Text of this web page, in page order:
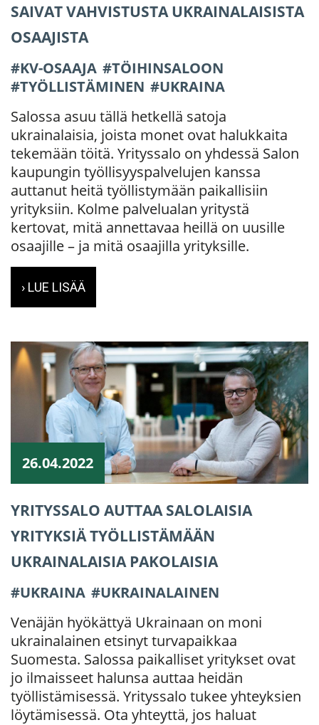
SAIVAT VAHVISTUSTA UKRAINALAISISTA
OSAAJISTA
KV-OSAAJA
TÖIHINSALOON
TYÖLLISTÄMINEN
UKRAINA
Salossa asuu tällä hetkellä satoja
ukrainalaisia, joista monet ovat halukkaita
tekemään töitä. Yrityssalo on yhdessä Salon
kaupungin työllisyyspalvelujen kanssa
auttanut heitä työllistymään paikallisiin
yrityksiin. Kolme palvelualan yritystä
kertovat, mitä annettavaa heillä on uusille
osaajille – ja mitä osaajilla yrityksille.
› LUE LISÄÄ
26.04.2022
YRITYSSALO AUTTAA SALOLAISIA
YRITYKSIÄ TYÖLLISTÄMÄÄN
UKRAINALAISIA PAKOLAISIA
UKRAINA
UKRAINALAINEN
Venäjän hyökättyä Ukrainaan on moni
ukrainalainen etsinyt turvapaikkaa
Suomesta. Salossa paikalliset yritykset ovat
jo ilmaisseet halunsa auttaa heidän
työllistämisessä. Yrityssalo tukee yhteyksien
löytämisessä. Ota yhteyttä, jos haluat